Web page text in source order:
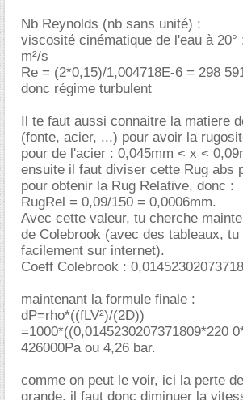
Nb Reynolds (nb sans unité) :
viscosité cinématique de l'eau à 20°
m²/s
Re = (2*0,15)/1,004718E-6 = 298
donc régime turbulent
Il te faut aussi connaitre la matiere
(fonte, acier, ...) pour avoir la
pour de l'acier : 0,045mm < x <
ensuite il faut diviser cette Rug abs
pour obtenir la Rug Relative, donc :
RugRel = 0,09/150 = 0,0006mm.
Avec cette valeur, tu cherche
de Colebrook (avec des tableaux, tu
facilement sur internet).
Coeff Colebrook :
maintenant la formule finale :
dP=rho*((fLV²)/(2D))
=1000*((0,0145230207371809*220
426000Pa ou 4,26 bar.
comme on peut le voir, ici la perte
grande, il faut donc diminuer la